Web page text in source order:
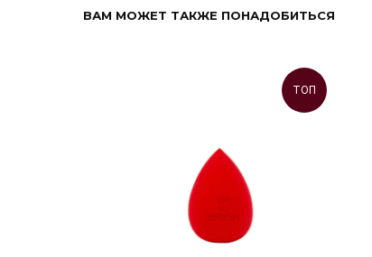
ВАМ МОЖЕТ ТАКЖЕ ПОНАДОБИТЬСЯ
ТОП